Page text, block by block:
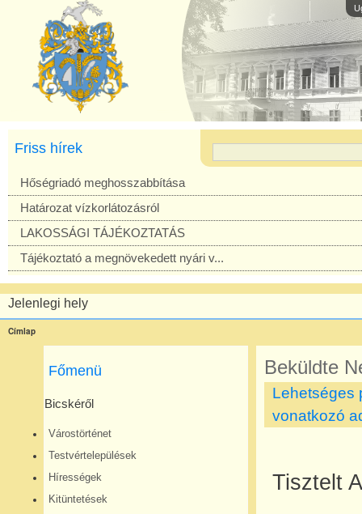
Friss hírek
Hőségriadó meghosszabbítása
Határozat vízkorlátozásról
LAKOSSÁGI TÁJÉKOZTATÁS
Tájékoztató a megnövekedett nyári v...
Jelenlegi hely
Címlap
Főmenü
Bicskéről
Várostörténet
Testvértelepülések
Hírességek
Kitüntetések
Beküldte
Lehetséges
vonatkozó
Tisztelt